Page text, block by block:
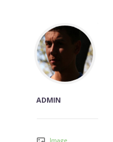
ADMIN
Image